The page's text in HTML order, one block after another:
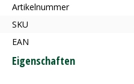
Artikelnummer
SKU
EAN
Eigenschaften